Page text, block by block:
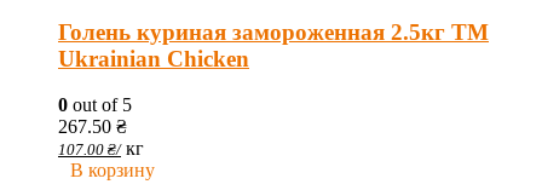
Голень куриная замороженная 2.5кг ТМ
Ukrainian Chicken
0 out of 5
267.50 ₴
107.00 ₴/ кг
В корзину